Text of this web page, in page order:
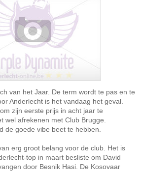
van het Jaar. De term wordt te pas en te
Anderlecht is het vandaag het geval.
zijn eerste prijs in acht jaar te
wel afrekenen met Club Brugge.
de goede vibe beet te hebben.
erg groot belang voor de club. Het is
top in maart besliste om David
door Besnik Hasi. De Kosovaar